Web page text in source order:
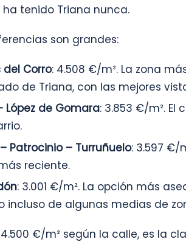
tenido Triana nunca.
son grandes:
del Corro: 4.508 €/m². La zona
de Triana, con las mejores
López de Gomara: 3.853 €/m². El
Patrocinio – Turruñuelo: 3.597 €/
reciente.
: 3.001 €/m². La opción más
incluso de algunas medias de
€/m² según la calle, es la